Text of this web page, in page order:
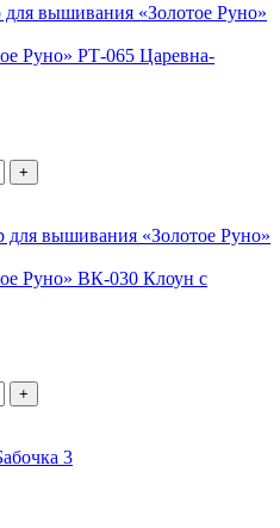
Руно» РТ-065 Царевна-
+
Руно» ВК-030 Клоун с
+